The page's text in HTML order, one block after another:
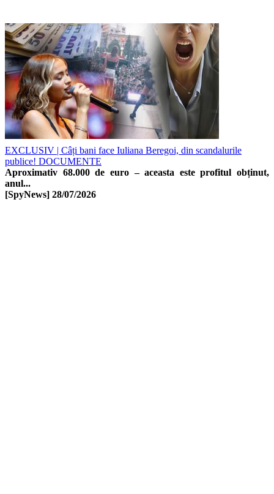
EXCLUSIV | Câți bani face Iuliana Beregoi, din scandalurile
publice! DOCUMENTE
Aproximativ 68.000 de euro – aceasta este profitul obținut,
anul...
[SpyNews] 28/07/2026